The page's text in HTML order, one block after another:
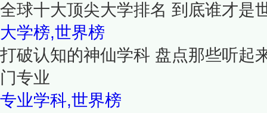
全球十大顶尖大学排名 到底谁才是
大学榜,世界榜
打破认知的神仙学科 盘点那些听起
门专业
专业学科,世界榜